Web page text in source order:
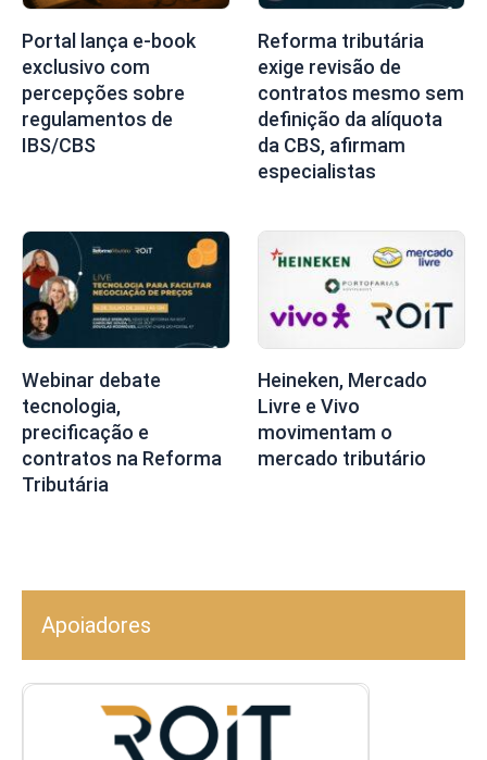
Portal lança e-book
exclusivo com
percepções sobre
regulamentos de
IBS/CBS
Reforma tributária
exige revisão de
contratos mesmo sem
definição da alíquota
da CBS, afirmam
especialistas
Webinar debate
tecnologia,
precificação e
contratos na Reforma
Tributária
Heineken, Mercado
Livre e Vivo
movimentam o
mercado tributário
Apoiadores